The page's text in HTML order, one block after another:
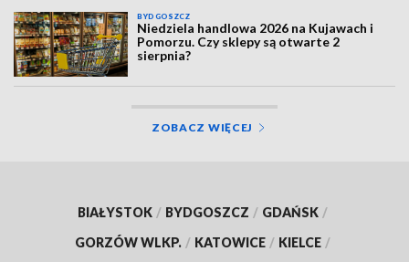
BYDGOSZCZ
Niedziela handlowa 2026 na Kujawach i
Pomorzu. Czy sklepy są otwarte 2
sierpnia?
ZOBACZ WIĘCEJ
BIAŁYSTOK / BYDGOSZCZ / GDAŃSK /
GORZÓW WLKP. / KATOWICE / KIELCE /